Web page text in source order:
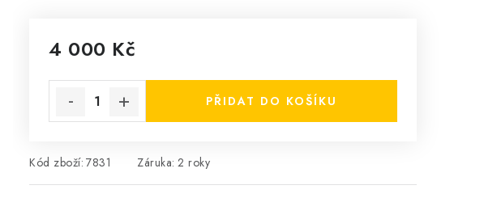
4 000 Kč
PŘIDAT DO KOŠÍKU
Kód zboží: 7831 Záruka: 2 roky